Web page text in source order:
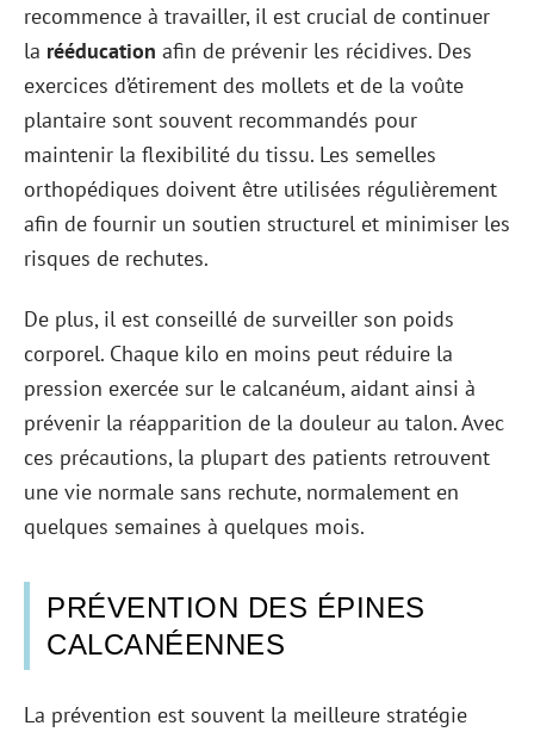
recommence à travailler, il est crucial de continuer
la rééducation afin de prévenir les récidives. Des
exercices d’étirement des mollets et de la voûte
plantaire sont souvent recommandés pour
maintenir la flexibilité du tissu. Les semelles
orthopédiques doivent être utilisées régulièrement
afin de fournir un soutien structurel et minimiser les
risques de rechutes.
De plus, il est conseillé de surveiller son poids
corporel. Chaque kilo en moins peut réduire la
pression exercée sur le calcanéum, aidant ainsi à
prévenir la réapparition de la douleur au talon. Avec
ces précautions, la plupart des patients retrouvent
une vie normale sans rechute, normalement en
quelques semaines à quelques mois.
PRÉVENTION DES ÉPINES
CALCANÉENNES
La prévention est souvent la meilleure stratégie